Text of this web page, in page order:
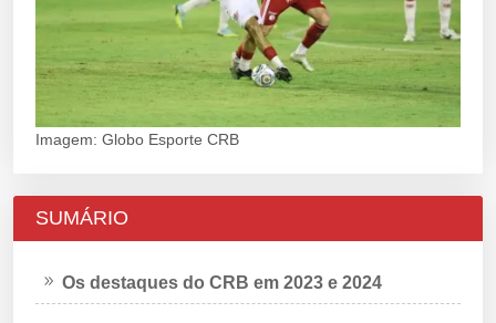
Imagem: Globo Esporte CRB
SUMÁRIO
Os destaques do CRB em 2023 e 2024